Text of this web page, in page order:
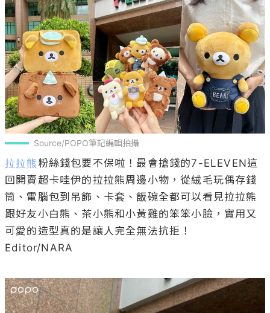
Source/POPO筆記編輯拍攝
拉拉熊 粉絲錢包要不保啦！最會搶錢的7-ELEVEN這
回開賣超卡哇伊的拉拉熊周邊小物，從絨毛玩偶存錢
筒、電腦包到吊飾、卡套、飯碗全都可以看見拉拉熊
跟好友小白熊、茶小熊和小黃雞的笨笨小臉，實用又
可愛的造型真的是讓人完全無法抗拒！
Editor/NARA